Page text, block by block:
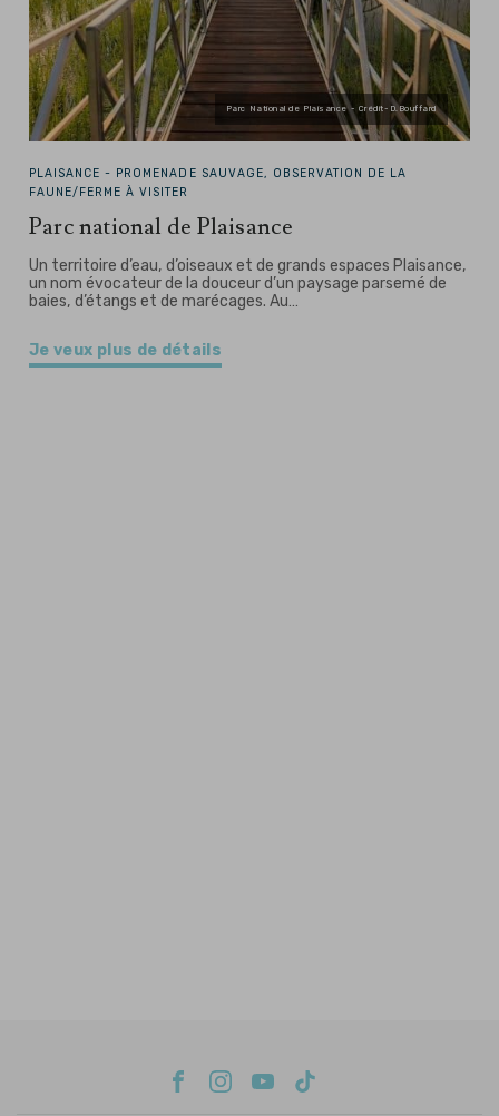
Parc National de Plaisance - Crédit-D.Bouffard
PLAISANCE - PROMENADE SAUVAGE, OBSERVATION DE LA
FAUNE/FERME À VISITER
Parc national de Plaisance
Un territoire d’eau, d’oiseaux et de grands espaces Plaisance,
un nom évocateur de la douceur d’un paysage parsemé de
baies, d’étangs et de marécages. Au…
Je veux plus de détails